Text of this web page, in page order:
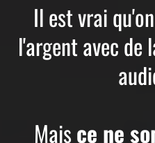
Il est vrai
l'argent avec de
Maisce ne